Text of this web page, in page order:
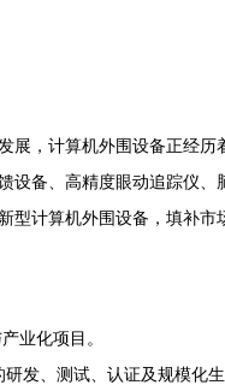
展，计算机外围设备正经
设备、高精度眼动追踪仪
计算机外围设备，填补市
业化项目。
发、测试、认证及规模化